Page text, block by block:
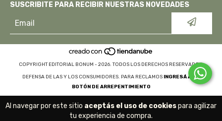
Al navegar por este sitio aceptás el uso de cookiespara agilizar
tu experiencia de compra.
SUSCRIBITE PARA RECIBIR NUESTRAS NOVEDADES
COPYRIGHT EDITORIAL BONUM - 2026. TODOS LOS DERECHOS RESERVADOS.
DEFENSA DE LAS Y LOS CONSUMIDORES. PARA RECLAMOS INGRESÁ ACÁ.
BOTÓN DE ARREPENTIMIENTO